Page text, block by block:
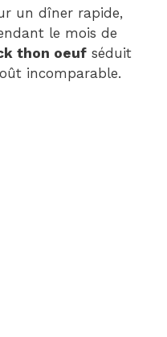
un dîner rapide,
le mois de
thon oeuf séduit
incomparable.